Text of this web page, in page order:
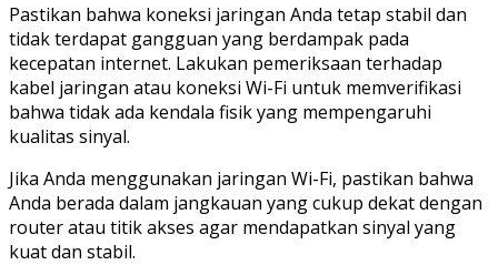
Pastikan bahwa koneksi jaringan Anda tetap stabil dan
tidak terdapat gangguan yang berdampak pada
kecepatan internet. Lakukan pemeriksaan terhadap
kabel jaringan atau koneksi Wi-Fi untuk memverifikasi
bahwa tidak ada kendala fisik yang mempengaruhi
kualitas sinyal.
Jika Anda menggunakan jaringan Wi-Fi, pastikan bahwa
Anda berada dalam jangkauan yang cukup dekat dengan
router atau titik akses agar mendapatkan sinyal yang
kuat dan stabil.